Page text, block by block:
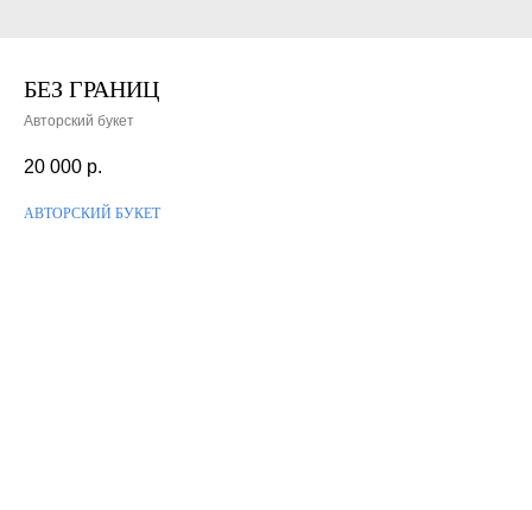
БЕЗ ГРАНИЦ
Авторский букет
20 000 р.
АВТОРСКИЙ БУКЕТ